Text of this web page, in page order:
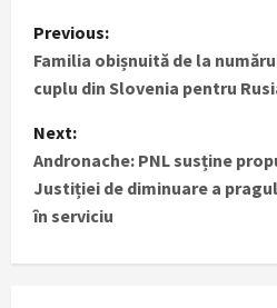
P
o
s
t
n
a
Previous:
Familia obișnuită de la
cuplu din Slovenia pentru
Next:
Andronache: PNL susține
Justiției de diminuare a
în serviciu